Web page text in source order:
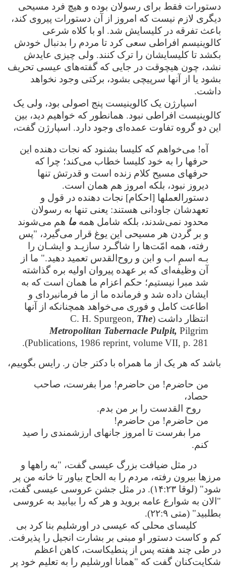
دستورات فقط برای رسولان بوده و هیچ فرد مسیحی
دیگری لازم نیست که امروز از آن دستورات پیروی کند،
باعث تفرقه در کلیسایش شد. او با کلاه شرعی
کالوینیسم افراطی سعی کرد تا مردم را بدنبال خودش
بکشد تا کلیسایشان را ترک کنند. ولی چیزی عایدش
نشد، چون هیچوقت در جایی که گفته‌های عیسی تحریف
بشود یا از آنها سرپیچی بشود، برکتی وجود نخواهد
داشت.
اسپارژن یک کالوینیست پنج اصولی بود، ولی یک
کالوینیست افراطی نبود. همانطور که خواهیم دید، بین
این دو گروه تفاوت عمده‌ای وجود دارد. اسپارژن گفت،
آه! می‌خواهم که کلیسا بشنود که نجات دهنده این
حرفها را به خود کلیسا خطاب می‌کند؛ چرا که
حرفهای مسیح کلام زنده است و قدرتش تنها
دیروز نبود، بلکه امروز هم همان است.
دستورالعملها [احکام] نجات دهنده در قول و
تعهدشان جاودانی هستند: یعنی تنها به رسولان
محدود نمی‌شدند، بلکه شامل همه ما هم می‌شوند
و بر گردن هر مسیحی این یوغ قرار می‌گیرد، "پس
رفته، همه امّت‌ها را شاگـرد سازیـد و ایشـان را
بـه اسمِ اب و ابن و روح‌القدس تعمید دهید." ما از
آن وظیفه‌ای که بر عهده پیروان اولیه بره گذاشته
شد مبرا نیستیم؛ حکم اعزام ما همان است که به
ایشان داده شد و فرمانده ما از ما فرمانبردای و
اطاعت کامل و فوری می‌خواهد همچنانکه از آنها
انتظار داشت (C. H. Spurgeon,The
Metropolitan Tabernacle Pulpit, Pilgrim
Publications, 1986 reprint, volume VII, p. 281).
باشد که هر یک از ما همراه با دکتر جان ر. رایس بگوییم،
من حاضرم! من حاضرم! مرا بفرست، صاحب
حصاد،
روح القدست را بر من بدم.
من حاضرم! من حاضرم!
مرا بفرست تا امروز جانهای ارزشمندی را صید
کنم.
در مثل ضیافت بزرگ عیسی گفت، "به راهها و
مرزها بیرون رفته، مردم را به الحاح بیاور تا خانه من پر
شود" (لوقا ۱۴:۲۳). در مثل جشن عروسی عیسی گفت،
"الان به شوارع عامه بروید و هر که را بیابید به عروسی
بطلبید" (متی ۲۲:۹).
کلیسای محلی که عیسی در اورشلیم بنا کرد بی
کم و کاست دستور او مبنی بر بشارت انجیل را پذیرفت.
در طی چند هفته پس از پنطیکاست، کاهن اعظم
شکایت‌کنان گفت که "همانا اورشلیم را به تعلیم خود پر